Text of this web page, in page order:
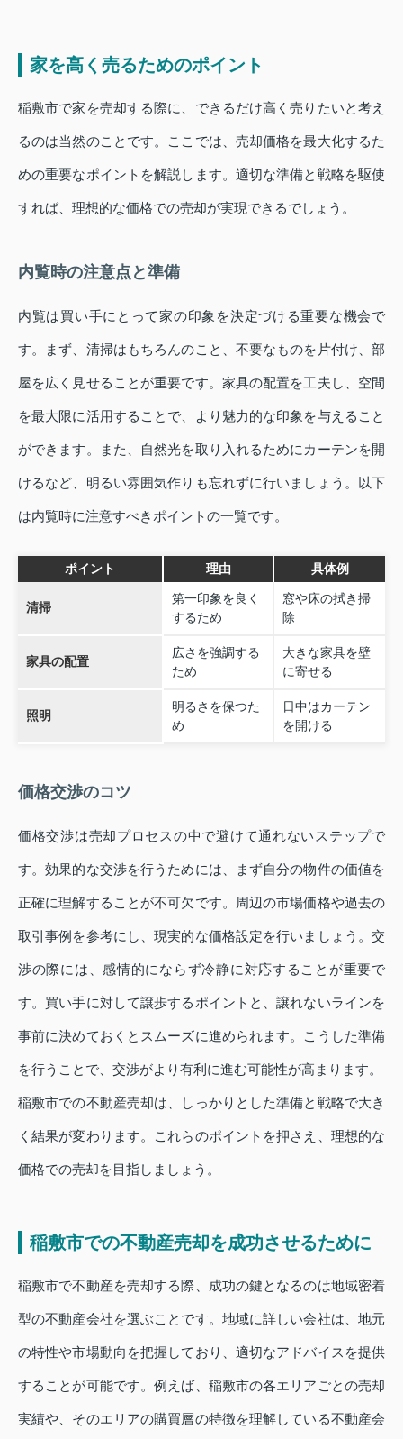
家を高く売るためのポイント
稲敷市で家を売却する際に、できるだけ高く売りたいと考え
るのは当然のことです。ここでは、売却価格を最大化するた
めの重要なポイントを解説します。適切な準備と戦略を駆使
すれば、理想的な価格での売却が実現できるでしょう。
内覧時の注意点と準備
内覧は買い手にとって家の印象を決定づける重要な機会で
す。まず、清掃はもちろんのこと、不要なものを片付け、部
屋を広く見せることが重要です。家具の配置を工夫し、空間
を最大限に活用することで、より魅力的な印象を与えること
ができます。また、自然光を取り入れるためにカーテンを開
けるなど、明るい雰囲気作りも忘れずに行いましょう。以下
は内覧時に注意すべきポイントの一覧です。
ポイント 理由 具体例
清掃
第一印象を良く
するため
窓や床の拭き掃
除
家具の配置
広さを強調する
ため
大きな家具を壁
に寄せる
照明
明るさを保つた
め
日中はカーテン
を開ける
価格交渉のコツ
価格交渉は売却プロセスの中で避けて通れないステップで
す。効果的な交渉を行うためには、まず自分の物件の価値を
正確に理解することが不可欠です。周辺の市場価格や過去の
取引事例を参考にし、現実的な価格設定を行いましょう。交
渉の際には、感情的にならず冷静に対応することが重要で
す。買い手に対して譲歩するポイントと、譲れないラインを
事前に決めておくとスムーズに進められます。こうした準備
を行うことで、交渉がより有利に進む可能性が高まります。
稲敷市での不動産売却は、しっかりとした準備と戦略で大き
く結果が変わります。これらのポイントを押さえ、理想的な
価格での売却を目指しましょう。
稲敷市での不動産売却を成功させるために
稲敷市で不動産を売却する際、成功の鍵となるのは地域密着
型の不動産会社を選ぶことです。地域に詳しい会社は、地元
の特性や市場動向を把握しており、適切なアドバイスを提供
することが可能です。例えば、稲敷市の各エリアごとの売却
実績や、そのエリアの購買層の特徴を理解している不動産会